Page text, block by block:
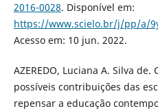
2016-0028. Disponível em:
https://www.scielo.br/j/pp/a/
Acesso em: 10 jun. 2022.
AZEREDO, Luciana A. Silva
possíveis contribuições das
repensar a educação